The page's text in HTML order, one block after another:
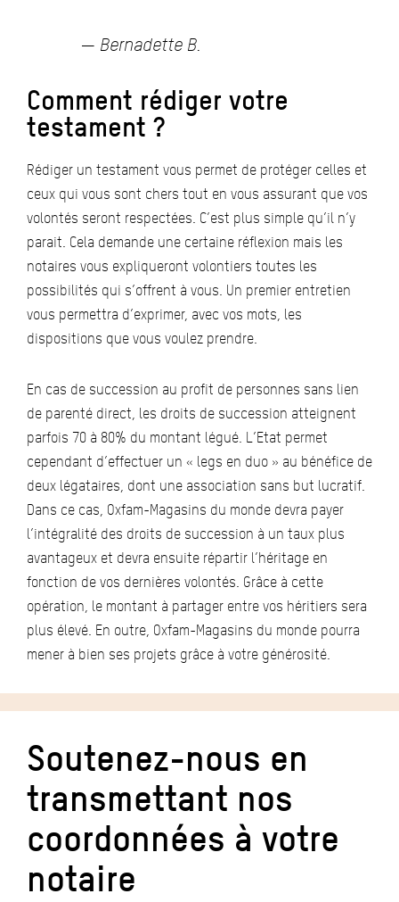
— Bernadette B.
Comment rédiger votre
testament ?
Rédiger un testament vous permet de protéger celles et
ceux qui vous sont chers tout en vous assurant que vos
volontés seront respectées. C’est plus simple qu’il n’y
parait. Cela demande une certaine réflexion mais les
notaires vous expliqueront volontiers toutes les
possibilités qui s’offrent à vous. Un premier entretien
vous permettra d’exprimer, avec vos mots, les
dispositions que vous voulez prendre.
En cas de succession au profit de personnes sans lien
de parenté direct, les droits de succession atteignent
parfois 70 à 80% du montant légué. L’Etat permet
cependant d’effectuer un « legs en duo » au bénéfice de
deux légataires, dont une association sans but lucratif.
Dans ce cas, Oxfam-Magasins du monde devra payer
l’intégralité des droits de succession à un taux plus
avantageux et devra ensuite répartir l’héritage en
fonction de vos dernières volontés. Grâce à cette
opération, le montant à partager entre vos héritiers sera
plus élevé. En outre, Oxfam-Magasins du monde pourra
mener à bien ses projets grâce à votre générosité.
Soutenez-nous en
transmettant nos
coordonnées à votre
notaire